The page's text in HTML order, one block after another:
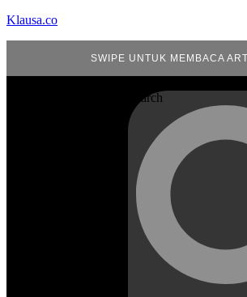
Klausa.co
SWIPE UNTUK MEMBACA
Search